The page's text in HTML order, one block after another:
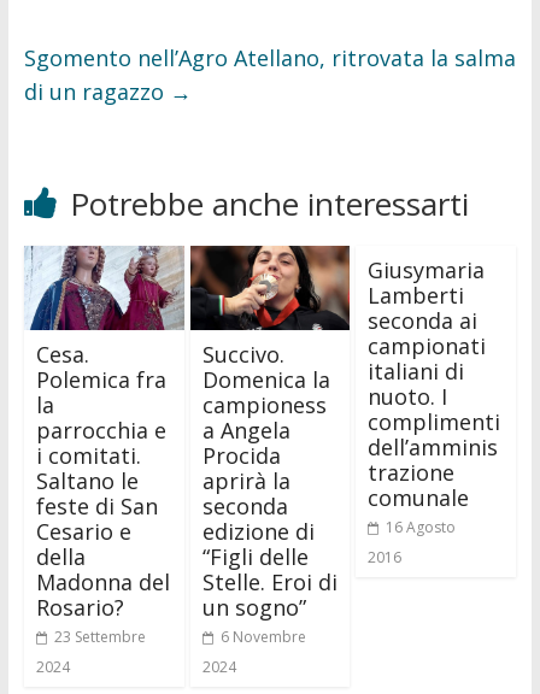
Sgomento nell’Agro Atellano, ritrovata la salma
di un ragazzo →
Potrebbe anche interessarti
Cesa.
Polemica fra
la
parrocchia e
i comitati.
Saltano le
feste di San
Cesario e
della
Madonna del
Rosario?
23 Settembre
2024
Succivo.
Domenica la
campioness
a Angela
Procida
aprirà la
seconda
edizione di
“Figli delle
Stelle. Eroi di
un sogno”
6 Novembre
2024
Giusymaria
Lamberti
seconda ai
campionati
italiani di
nuoto. I
complimenti
dell’amminis
trazione
comunale
16 Agosto
2016